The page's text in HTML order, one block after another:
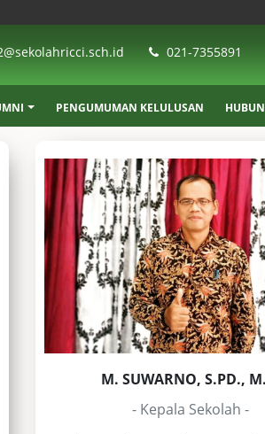
021-7355891
PENGUMUMAN KELULUSAN
M. SUWARNO, S.PD.,
- Kepala Sekolah -